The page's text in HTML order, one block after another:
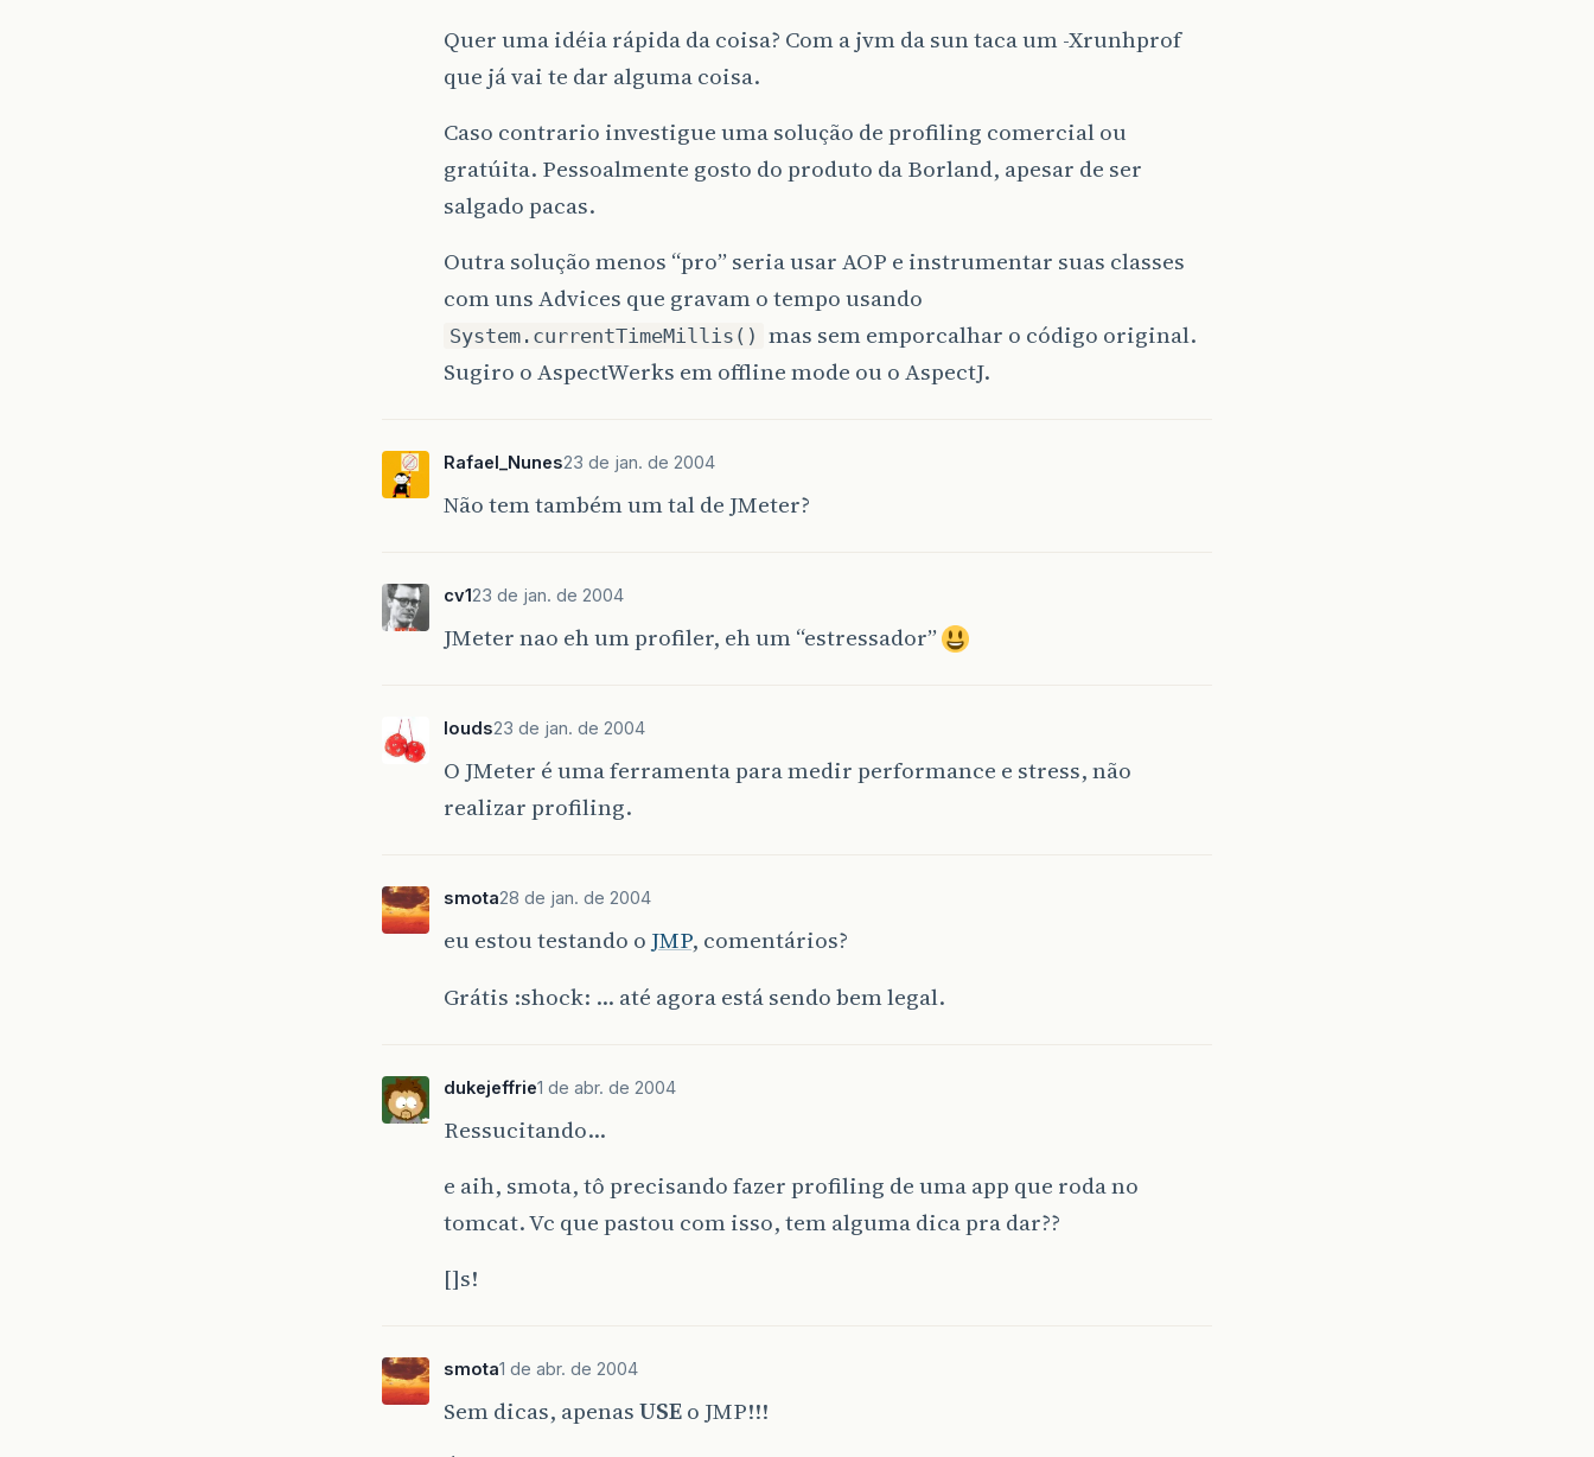
Quer uma idéia rápida da coisa? Com a jvm da sun taca um -Xrunhprof
que já vai te dar alguma coisa.
Caso contrario investigue uma solução de profiling comercial ou
gratúita. Pessoalmente gosto do produto da Borland, apesar de ser
salgado pacas.
Outra solução menos “pro” seria usar AOP e instrumentar suas classes
com uns Advices que gravam o tempo usando
System.currentTimeMillis() mas sem emporcalhar o código original.
Sugiro o AspectWerks em offline mode ou o AspectJ.
Rafael_Nunes23 de jan. de 2004
Não tem também um tal de JMeter?
cv123 de jan. de 2004
JMeter nao eh um profiler, eh um “estressador”
louds23 de jan. de 2004
O JMeter é uma ferramenta para medir performance e stress, não
realizar profiling.
smota28 de jan. de 2004
eu estou testando o JMP, comentários?
Grátis :shock: … até agora está sendo bem legal.
dukejeffrie1 de abr. de 2004
Ressucitando…
e aih, smota, tô precisando fazer profiling de uma app que roda no
tomcat. Vc que pastou com isso, tem alguma dica pra dar??
[]s!
smota1 de abr. de 2004
Sem dicas, apenasUSEo JMP!!!